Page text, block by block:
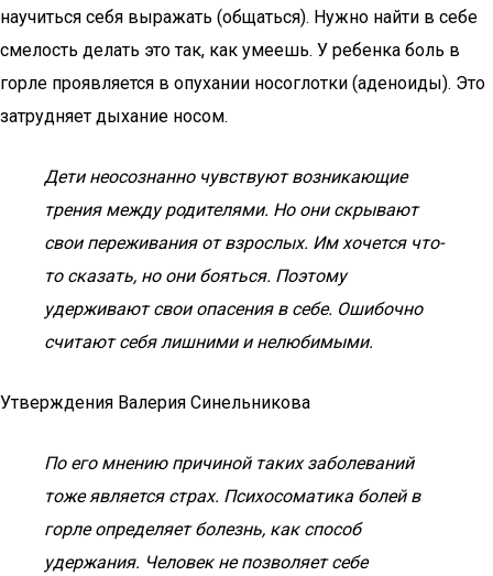
научиться себя выражать (общаться). Нужно найти в себе
смелость делать это так, как умеешь. У ребенка боль в
горле проявляется в опухании носоглотки (аденоиды). Это
затрудняет дыхание носом.
Дети неосознанно чувствуют возникающие
трения между родителями. Но они скрывают
свои переживания от взрослых. Им хочется что-
то сказать, но они бояться. Поэтому
удерживают свои опасения в себе. Ошибочно
считают себя лишними и нелюбимыми.
Утверждения Валерия Синельникова
По его мнению причиной таких заболеваний
тоже является страх. Психосоматика болей в
горле определяет болезнь, как способ
удержания. Человек не позволяет себе